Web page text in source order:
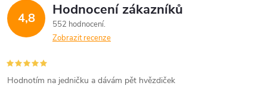
4,8 Hodnocení zákazníků
552 hodnocení
Zobrazit recenze
Hodnotím na jedničku a dávám pět hvězdiček